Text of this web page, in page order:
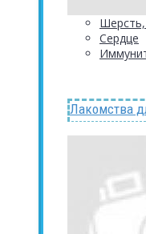
Сердце
Лакомства